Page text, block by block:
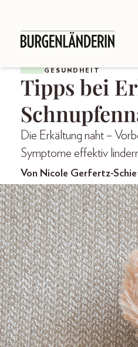
GESUNDHEIT
Tipps bei
Die Erkältung naht –
Symptome effektiv
Von Nicole Gerfertz-